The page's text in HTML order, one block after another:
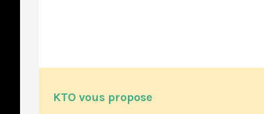
KTO vous propose